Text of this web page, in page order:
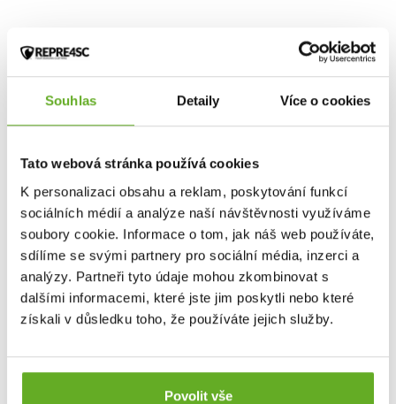
Souhlas Detaily Více o cookies
Tato webová stránka používá cookies
K personalizaci obsahu a reklam, poskytování funkcí
sociálních médií a analýze naší návštěvnosti využíváme
soubory cookie. Informace o tom, jak náš web používáte,
sdílíme se svými partnery pro sociální média, inzerci a
analýzy. Partneři tyto údaje mohou zkombinovat s
dalšími informacemi, které jste jim poskytli nebo které
získali v důsledku toho, že používáte jejich služby.
Povolit vše